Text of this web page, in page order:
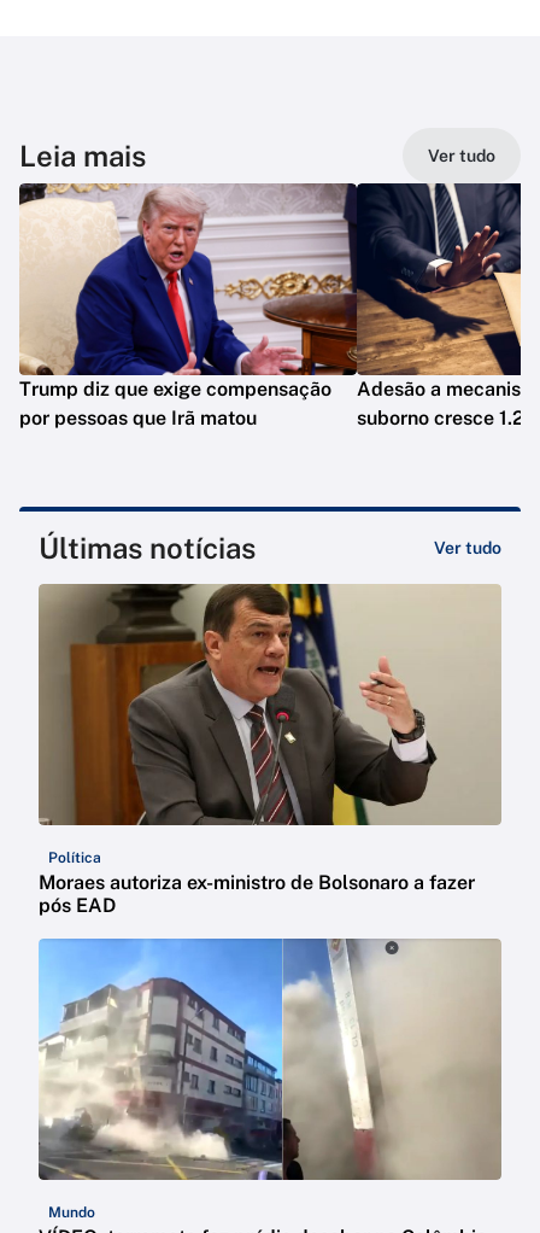
Leia mais Ver tudo
Trump diz que exige compensação
por pessoas que Irã matou
Adesão a
suborno cresce
Últimas notícias Ver tudo
Política
Moraes autoriza ex-ministro de Bolsonaro a fazer
pós EAD
Mundo